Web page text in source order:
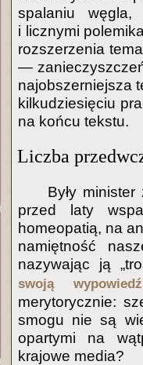
spalaniu węgla,
i licznymi
rozszerzenia
—
najobszerniejsza
kilkudziesięciu
na końcu tekstu.
Liczba
Były
przed laty
homeopatią, na
namiętność
nazywając ją
swoją wypowiedź
merytorycznie:
smogu nie są
opartymi na
krajowe media?